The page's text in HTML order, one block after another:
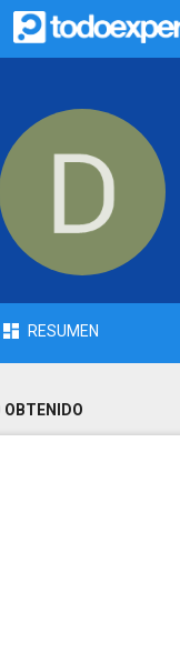
RESUMEN
OBTENIDO